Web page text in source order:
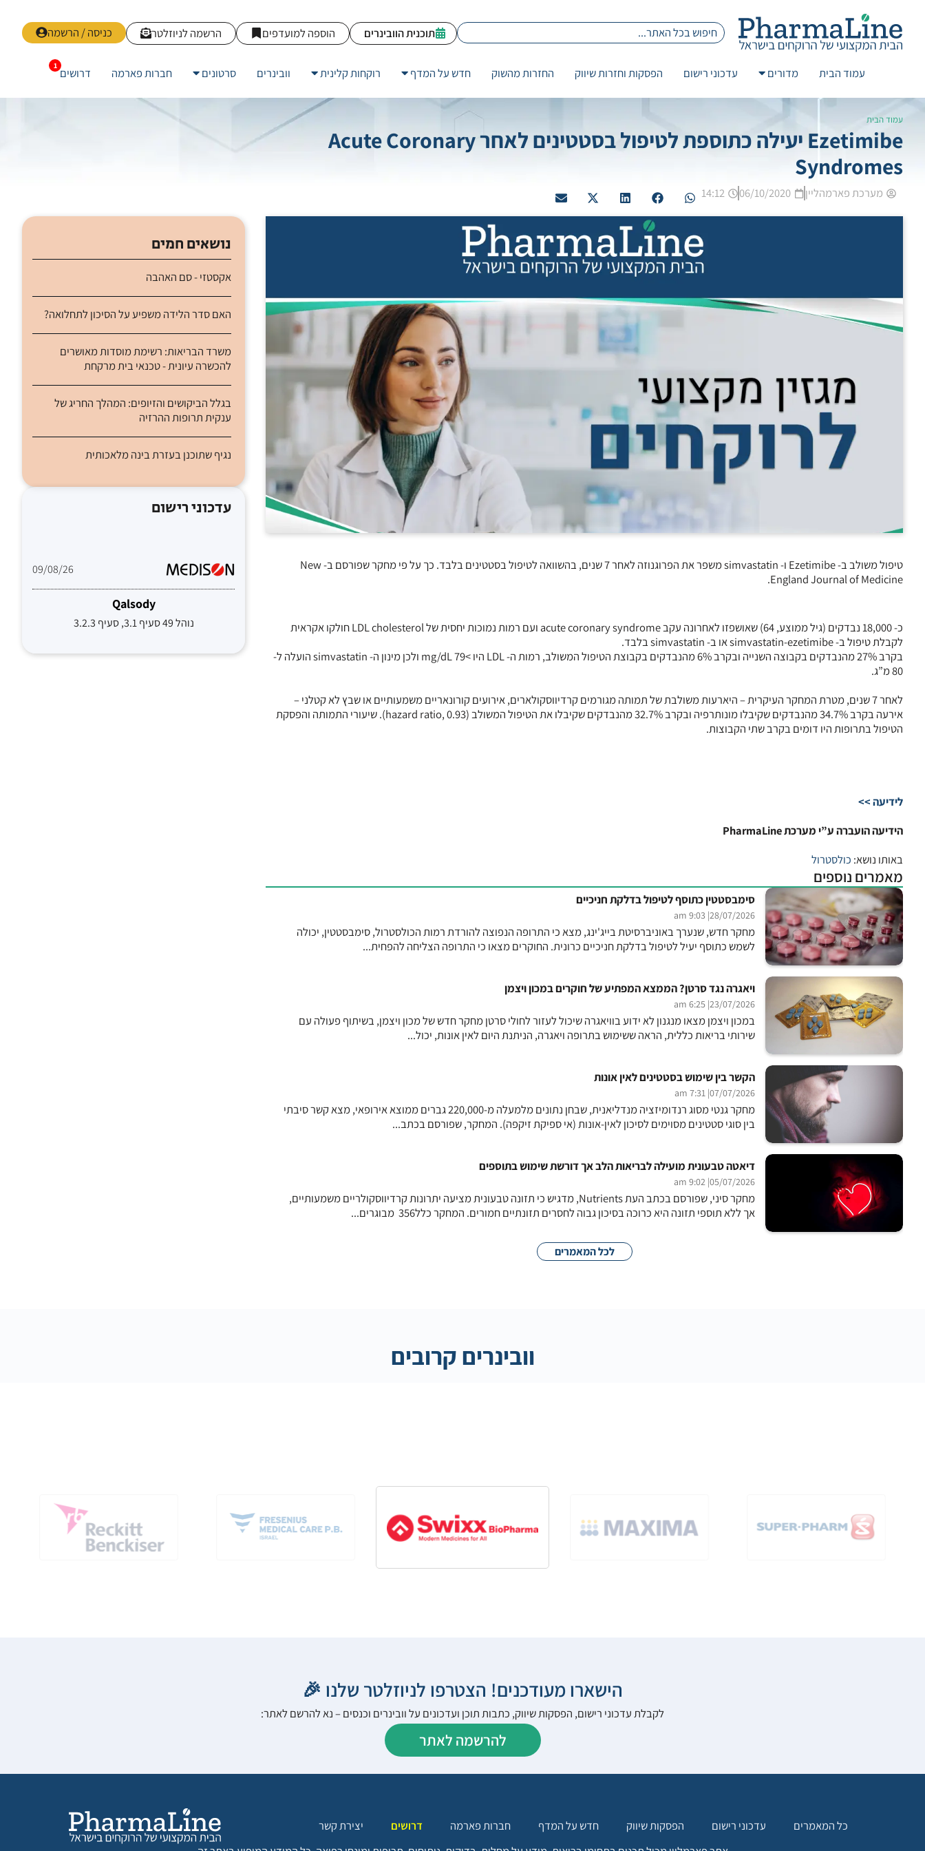
כניסה / הרשמה הרשמה לניוזלטר הוספה למועדפים תוכנית הוובינרים
עמוד הבית מדורים עדכוני רישום הפסקות וחזרות שיווק החזרות מהשוק חדש על המדף רוקחות קלינית וובינרים סרטונים חברות פארמה דרושים
עמוד הבית
Ezetimibe יעילה כתוספת לטיפול בסטטינים לאחר Acute Coronary
Syndromes
מערכת פארמהליין 06/10/2020
14:12
טיפול משולב ב- Ezetimibe ו- simvastatin משפר את הפרוגנוזה לאחר 7 שנים, בהשוואה לטיפול בסטטינים בלבד. כך על פי מחקר שפורסם ב- New
England Journal of Medicine.
כ- 18,000 נבדקים (גיל ממוצע, 64) שאושפזו לאחרונה עקב acute coronary syndrome ועם רמות נמוכות יחסית של LDL cholesterol חולקו אקראית
לקבלת טיפול ב- simvastatin-ezetimibe או ב- simvastatin בלבד.
בקרב 27% מהנבדקים בקבוצה השנייה ובקרב 6% מהנבדקים בקבוצת הטיפול המשולב, רמות ה- LDL היו >79 mg/dL ולכן מינון ה- simvastatin הועלה ל-
80 מ”ג.
לאחר 7 שנים, מטרת המחקר העיקרית – היארעות משולבת של תמותה מגורמים קרדיווסקולארים, אירועים קורונאריים משמעותיים או שבץ לא קטלני –
אירעה בקרב 34.7% מהנבדקים שקיבלו מונותרפיה ובקרב 32.7% מהנבדקים שקיבלו את הטיפול המשולב (hazard ratio, 0.93). שיעורי התמותה והפסקת
הטיפול בתרופות היו דומים בקרב שתי הקבוצות.
לידיעה >>
הידיעה הועברה ע”י מערכת PharmaLine
באותו נושא: כולסטרול
מאמרים נוספים
סימבסטטין כתוסף לטיפול בדלקת חניכיים
28/07/2026
| 9:03 am
מחקר חדש, שנערך באוניברסיטת בייג'ינג, מצא כי התרופה הנפוצה להורדת רמות הכולסטרול, סימבסטטין, יכולה
לשמש כתוסף יעיל לטיפול בדלקת חניכיים כרונית. החוקרים מצאו כי התרופה הצליחה להפחית...
ויאגרה נגד סרטן? הממצא המפתיע של חוקרים במכון ויצמן
23/07/2026
| 6:25 am
במכון ויצמן מצאו מנגנון לא ידוע בוויאגרה שיכול לעזור לחולי סרטן מחקר חדש של מכון ויצמן, בשיתוף פעולה עם
שירותי בריאות כללית, הראה ששימוש בתרופה ויאגרה, הניתנת היום לאין אונות, יכול...
הקשר בין שימוש בסטטינים לאין אונות
07/07/2026
| 7:31 am
מחקר גנטי מסוג רנדומיזציה מנדליאנית, שבחן נתונים מלמעלה מ-220,000 גברים ממוצא אירופאי, מצא קשר סיבתי
בין סוגי סטטינים מסוימים לסיכון לאין-אונות (אי ספיקת זיקפה). המחקר, שפורסם בכתב...
דיאטה טבעונית מועילה לבריאות הלב אך דורשת שימוש בתוספים
05/07/2026
| 9:02 am
מחקר סיני, שפורסם בכתב העת Nutrients, מדגיש כי תזונה טבעונית מציעה יתרונות קרדיווסקולריים משמעותיים,
אך ללא תוספי תזונה היא כרוכה בסיכון גבוה לחסרים תזונתיים חמורים. המחקר כלל356 מבוגרים...
לכל המאמרים
נושאים חמים
אקסטזי - סם האהבה
האם סדר הלידה משפיע על הסיכון לתחלואה?
משרד הבריאות: רשימת מוסדות מאושרים
להכשרה עיונית - טכנאי בית מרקחת
בגלל הביקושים והזיופים: המהלך החריג של
ענקית תרופות ההרזיה
נגיף שתוכנן בעזרת בינה מלאכותית
עדכוני רישום
09/08/26
Qalsody
נוהל 49 סעיף 3.1, סעיף 3.2.3
וובינרים קרובים
הישארו מעודכנים! הצטרפו לניוזלטר שלנו 🎉
לקבלת עדכוני רישום, הפסקות שיווק, כתבות תוכן ועדכונים על וובינרים וכנסים – נא להרשם לאתר:
להרשמה לאתר
כל המאמרים עדכוני רישום הפסקות שיווק חדש על המדף חברות פארמה דרושים
יצירת קשר